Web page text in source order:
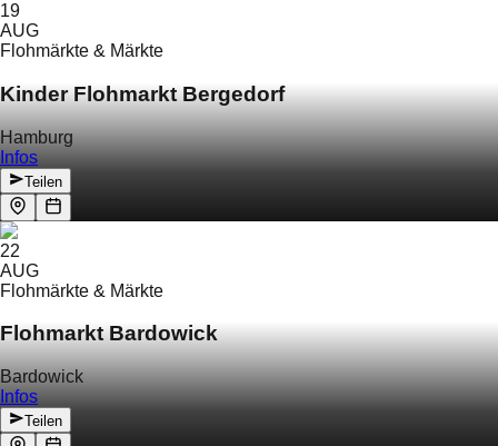
19
AUG
Flohmärkte & Märkte
Kinder Flohmarkt Bergedorf
Hamburg
Infos
Teilen
22
AUG
Flohmärkte & Märkte
Flohmarkt Bardowick
Bardowick
Infos
Teilen